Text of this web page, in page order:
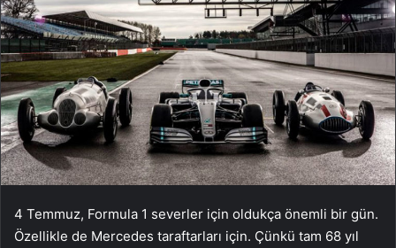
4 Temmuz, Formula 1 severler için oldukça önemli bir gün.
Özellikle de Mercedes taraftarları için. Çünkü tam 68 yıl